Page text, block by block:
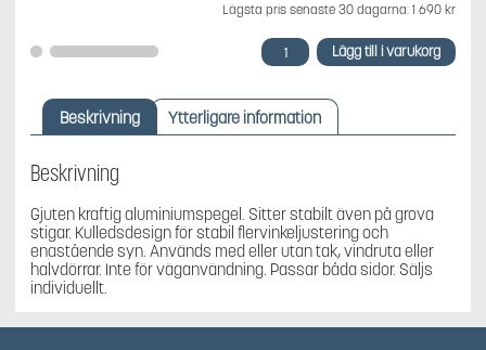
Lägsta pris senaste 30 dagarna: 1 690 kr
SIDE
MIRROR
Lägg till i varukorg
Beskrivning Ytterligare information
Beskrivning
Gjuten kraftig aluminiumspegel. Sitter stabilt även på grova
stigar. Kulledsdesign för stabil flervinkeljustering och
enastående syn. Används med eller utan tak, vindruta eller
halvdörrar. Inte för väganvändning. Passar båda sidor. Säljs
individuellt.